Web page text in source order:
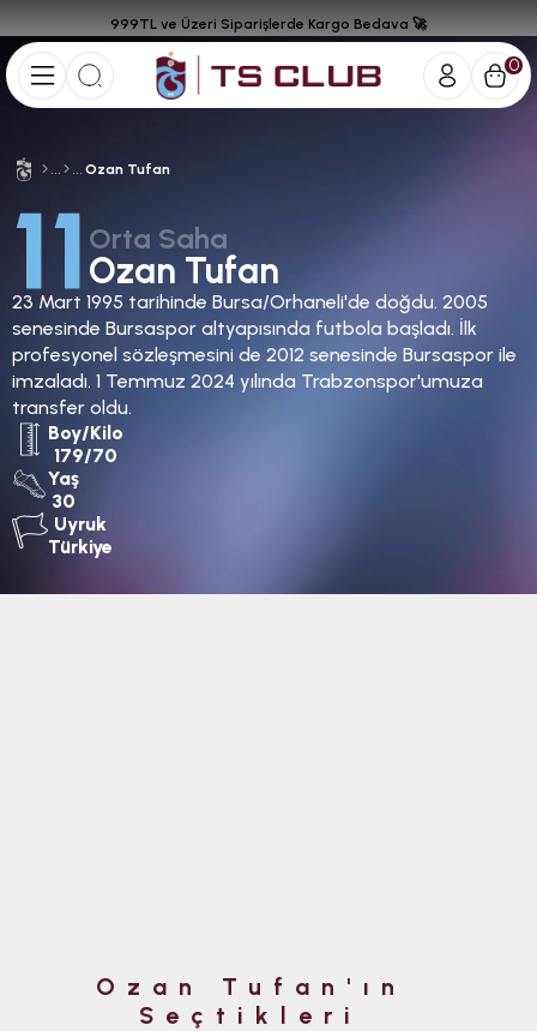
0
999TL ve Üzeri Siparişlerde Kargo Bedava 🚀
Ozan Tufan
11Orta Saha
Ozan Tufan
23 Mart 1995 tarihinde Bursa/Orhaneli'de doğdu. 2005
senesinde Bursaspor altyapısında futbola başladı. İlk
profesyonel sözleşmesini de 2012 senesinde Bursaspor ile
imzaladı. 1 Temmuz 2024 yılında Trabzonspor'umuza
transfer oldu.
Boy/Kilo
179/70
Yaş
30
Uyruk
Türkiye
Ozan Tufan'ın
Seçtikleri